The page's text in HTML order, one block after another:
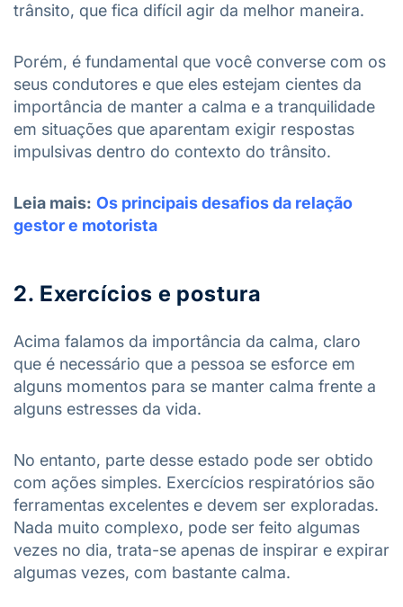
trânsito, que fica difícil agir da melhor maneira.
Porém, é fundamental que você converse com os
seus condutores e que eles estejam cientes da
importância de manter a calma e a tranquilidade
em situações que aparentam exigir respostas
impulsivas dentro do contexto do trânsito.
Leia mais: Os principais desafios da relação
gestor e motorista
2. Exercícios e postura
Acima falamos da importância da calma, claro
que é necessário que a pessoa se esforce em
alguns momentos para se manter calma frente a
alguns estresses da vida.
No entanto, parte desse estado pode ser obtido
com ações simples. Exercícios respiratórios são
ferramentas excelentes e devem ser exploradas.
Nada muito complexo, pode ser feito algumas
vezes no dia, trata-se apenas de inspirar e expirar
algumas vezes, com bastante calma.